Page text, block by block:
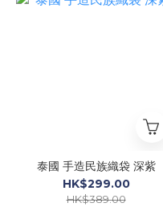
泰國 手造民族織袋 深紫
HK$299.00
HK$389.00